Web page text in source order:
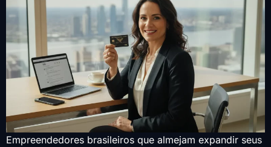
Empreendedores brasileiros que almejam expandir seus